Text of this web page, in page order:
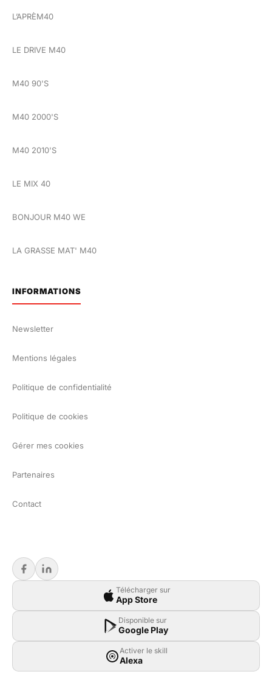
L’APRÈM40
LE DRIVE M40
M40 90'S
M40 2000'S
M40 2010'S
LE MIX 40
BONJOUR M40 WE
LA GRASSE MAT' M40
INFORMATIONS
Newsletter
Mentions légales
Politique de confidentialité
Politique de cookies
Gérer mes cookies
Partenaires
Contact
Télécharger sur
App Store
Disponible sur
Google Play
Activer le skill
Alexa